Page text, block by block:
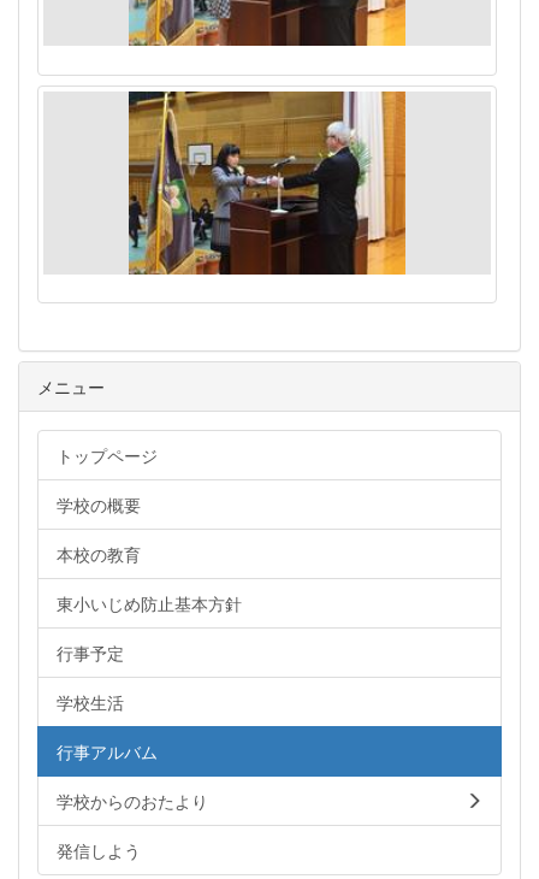
メニュー
トップページ
学校の概要
本校の教育
東小いじめ防止基本方針
行事予定
学校生活
行事アルバム
学校からのおたより
発信しよう